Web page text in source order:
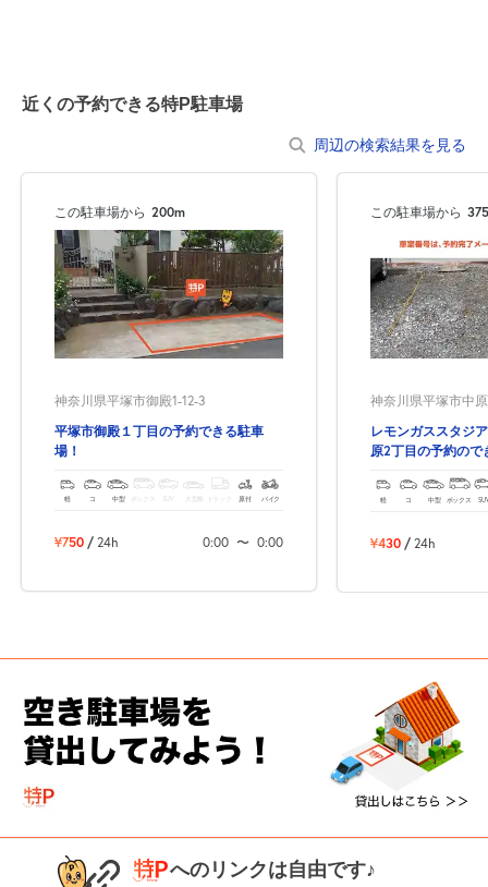
近くの予約できる特P駐車場
周辺の検索結果を見る
この駐車場から 200m
神奈川県平塚市御殿1-12-3
平塚市御殿１丁目の予約できる駐車
場！
軽 コ 中型 ボックス SUV トラック 原付 バイク
¥750 / 24h 0:00 〜 0:00
この駐車場から
神奈川県平塚市中
レモンガススタジ
原2丁目の予約ので
軽 コ 中型 ボックス
¥430 / 24h
へのリンクは自由です♪
売上GET！
次へ